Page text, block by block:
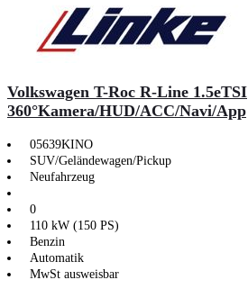
Volkswagen T-Roc R-Line 1.5eTSI
360°Kamera/HUD/ACC/Navi/App
05639KINO
SUV/Geländewagen/Pickup
Neufahrzeug
0
110 kW (150 PS)
Benzin
Automatik
MwSt ausweisbar